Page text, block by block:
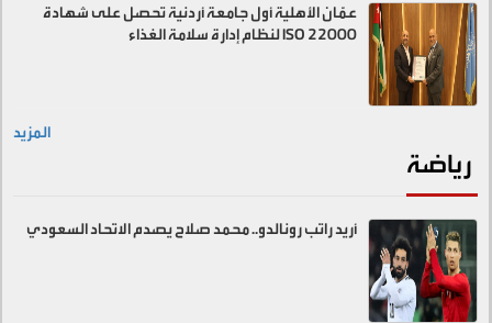
عمّان الأهلية أول جامعة أردنية تحصل على شهادة
ISO 22000 لنظام إدارة سلامة الغذاء
المزيد
رياضة
أريد راتب رونالدو.. محمد صلاح يصدم الاتحاد السعودي